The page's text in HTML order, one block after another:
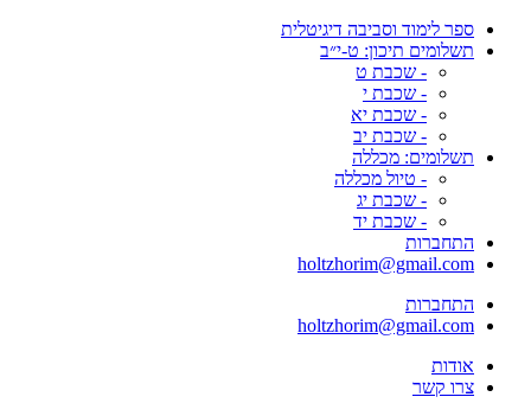
ספר לימוד וסביבה דיגיטלית
תשלומים תיכון: ט-י״ב
- שכבת ט
- שכבת י
- שכבת יא
- שכבת יב
תשלומים: מכללה
- טיול מכללה
- שכבת יג
- שכבת יד
התחברות
holtzhorim@gmail.com
התחברות
holtzhorim@gmail.com
אודות
צרו קשר